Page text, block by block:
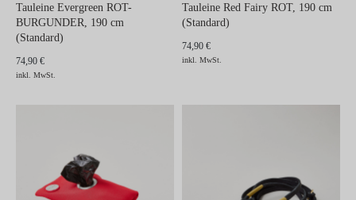
Tauleine Evergreen ROT-
BURGUNDER, 190 cm
(Standard)
74,90 €
inkl. MwSt.
Tauleine Red Fairy ROT, 190 cm
(Standard)
74,90 €
inkl. MwSt.